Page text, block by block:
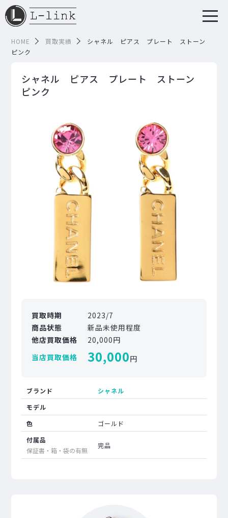
HOME 買取実績
シャネル ピアス プレート ストーン
ピンク
シャネル ピアス プレート ストーン
ピンク
買取時期
2023/7
商品状態
新品未使用程度
他店買取価格
20,000円
当店買取価格
30,000円
ブランド
シャネル
モデル
色
ゴールド
付属品
保証書・箱・袋の有無
完品